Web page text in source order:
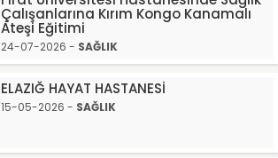
Çalışanlarına Kırım Kongo Kanamalı
Ateşi Eğitimi
24-07-2026 - SAĞLIK
ELAZIĞ HAYAT HASTANESİ
15-05-2026 - SAĞLIK